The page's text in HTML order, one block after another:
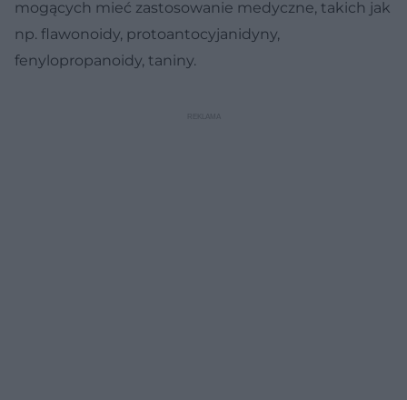
mogących mieć zastosowanie medyczne, takich jak
np. flawonoidy, protoantocyjanidyny,
fenylopropanoidy, taniny.